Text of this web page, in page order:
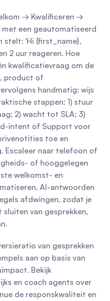
→ Kwalificeren →
een geautomatiseerd
stelt: 'Hi {first_name},
2 uur reageren. Hoe
kwalificatievraag om de
product of
handmatig: wijs
stappen: 1) stuur
2) wacht tot SLA; 3)
intent of Support voor
toe en
Escaleer naar telefoon of
of hooggelegen
welkomst- en
AI-antwoorden
afdwingen, zodat je
van gesprekken,
van gesprekken
aan op basis van
Bekijk
en coach agents over
de responskwaliteit en